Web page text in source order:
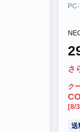
さ
ク
[8/
送